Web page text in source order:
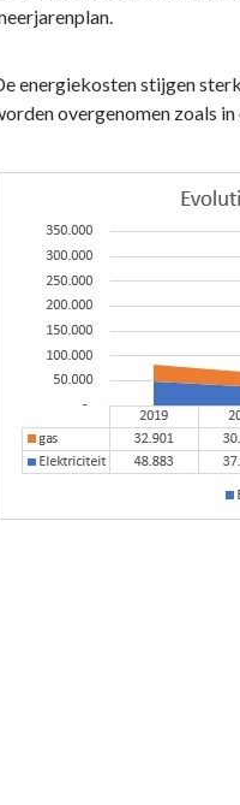
energiekosten stijgen
overgenomen zoals